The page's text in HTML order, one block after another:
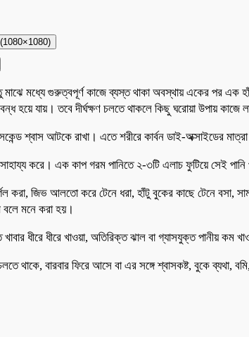
মাঝে মধ্যে গুরুত্বপূর্ণ কাজে ব্যস্ত থাকা অবস্থায় একের পর
হয়ে যায়। তবে দীর্ঘক্ষণ চলতে থাকলে কিছু ঘরোয়া উপায় কাজে
শ্বাস আটকে রাখা। এতে শরীরে কার্বন ডাই-অক্সাইডের
সাহায্য করে। এক কাপ গরম পানিতে ২-৩টি এলাচ ফুটিয়ে সেই
করা, জিভ আলতো করে টেনে ধরা, হাঁটু বুকের কাছে টেনে বসা,
বলে মনে করা হয়।
ধীরে ধীরে খাওয়া, অতিরিক্ত ঝাল বা গ্যাসযুক্ত পানীয় কম
থাকে, বারবার ফিরে আসে বা এর সঙ্গে শ্বাসকষ্ট, বুকে ব্যথা,